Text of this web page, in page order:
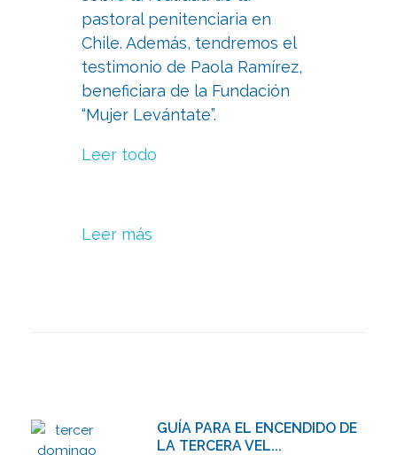
pastoral penitenciaria en
Chile. Además, tendremos el
testimonio de Paola Ramírez,
beneficiara de la Fundación
“Mujer Levántate”.
Leer todo
Leer más
GUÍA PARA EL ENCENDIDO DE
LA TERCERA VEL...